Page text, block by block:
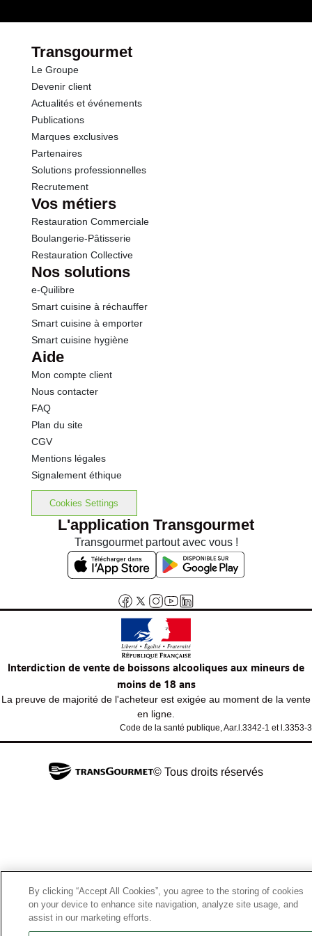
Sel
Transgourmet
Le Groupe
Devenir client
Actualités et événements
Publications
Marques exclusives
Partenaires
Solutions professionnelles
Recrutement
Vos métiers
Restauration Commerciale
Boulangerie-Pâtisserie
Restauration Collective
Nos solutions
e-Quilibre
Smart cuisine à réchauffer
Smart cuisine à emporter
Smart cuisine hygiène
Aide
Mon compte client
Nous contacter
FAQ
Plan du site
CGV
Mentions légales
Signalement éthique
Cookies Settings
L'application Transgourmet
Transgourmet partout avec vous !
Interdiction de vente de boissons alcooliques aux mineurs de
moins de 18 ans
La preuve de majorité de l'acheteur est exigée au moment de la vente
en ligne.
Code de la santé publique, Aar.l.3342-1 et l.3353-3
© Tous droits réservés
By clicking “Accept All Cookies”, you agree to the storing of cookies
on your device to enhance site navigation, analyze site usage, and
assist in our marketing efforts.